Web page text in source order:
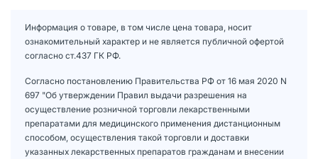
Информация о товаре, в том числе цена товара, носит
ознакомительный характер и не является публичной офертой
согласно ст.437 ГК РФ.
Согласно постановлению Правительства РФ от 16 мая 2020 N
697 "Об утверждении Правил выдачи разрешения на
осуществление розничной торговли лекарственными
препаратами для медицинского применения дистанционным
способом, осуществления такой торговли и доставки
указанных лекарственных препаратов гражданам и внесении